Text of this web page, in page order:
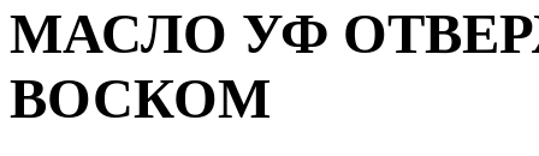
МАСЛО УФ
ВОСКОМ